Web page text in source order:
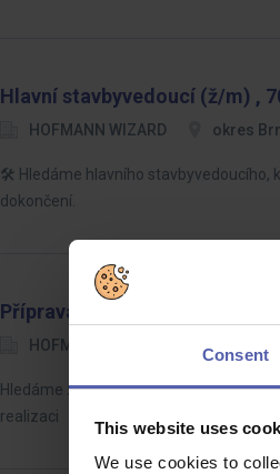
Consent
This website uses
We use cookies to
Hlavní stavbyvedoucí (ž/m) ,
HOFMANN WIZARD okres
🛠️ Hledáme hlavního stavbyvedoucího,
dokončení.
Přípravář pozemních staveb
HOFMANN WIZARD
Hledáme zkušeného přípraváře
realizaci